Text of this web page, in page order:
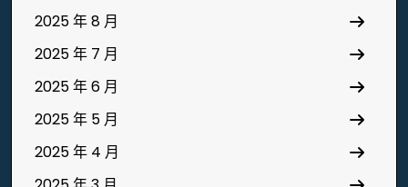
2025 年 8 月
2025 年 7 月
2025 年 6 月
2025 年 5 月
2025 年 4 月